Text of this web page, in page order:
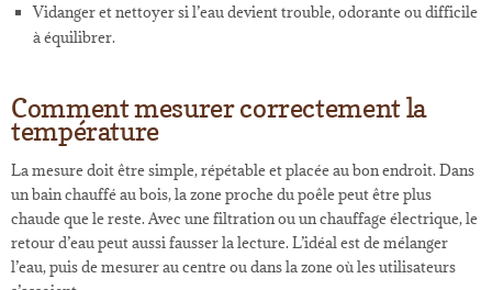
Vidanger et nettoyer si l’eau devient trouble, odorante ou difficile
à équilibrer.
Comment mesurer correctement la
température
La mesure doit être simple, répétable et placée au bon endroit. Dans
un bain chauffé au bois, la zone proche du poêle peut être plus
chaude que le reste. Avec une filtration ou un chauffage électrique, le
retour d’eau peut aussi fausser la lecture. L’idéal est de mélanger
l’eau, puis de mesurer au centre ou dans la zone où les utilisateurs